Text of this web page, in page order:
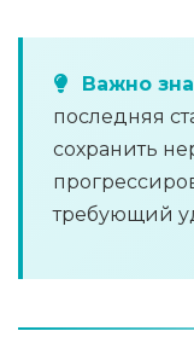
Важно
последняя
сохранить
требующий